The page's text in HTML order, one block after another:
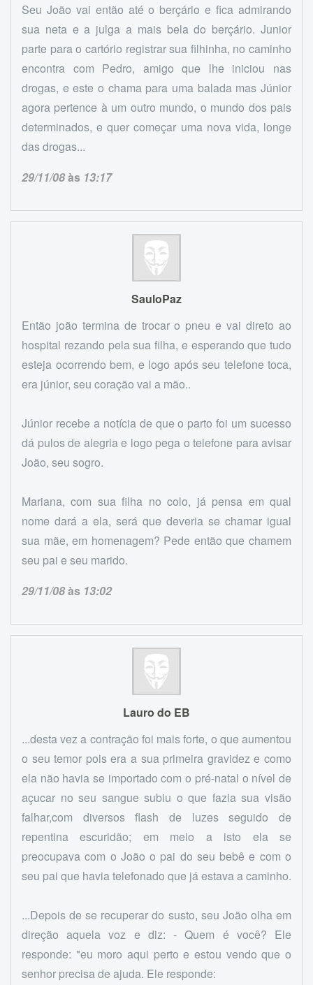
Seu João vai então até o berçário e fica admirando
sua neta e a julga a mais bela do berçário. Junior
parte para o cartório registrar sua filhinha, no caminho
encontra com Pedro, amigo que lhe iniciou nas
drogas, e este o chama para uma balada mas Júnior
agora pertence à um outro mundo, o mundo dos pais
determinados, e quer começar uma nova vida, longe
das drogas...
29/11/08às 13:17
SauloPaz
Então joão termina de trocar o pneu e vai direto ao
hospital rezando pela sua filha, e esperando que tudo
esteja ocorrendo bem, e logo após seu telefone toca,
era júnior, seu coração vai a mão..
Júnior recebe a notícia de que o parto foi um sucesso
dá pulos de alegria e logo pega o telefone para avisar
João, seu sogro.
Mariana, com sua filha no colo, já pensa em qual
nome dará a ela, será que deveria se chamar igual
sua mãe, em homenagem? Pede então que chamem
seu pai e seu marido.
29/11/08às 13:02
Lauro do EB
...desta vez a contração foi mais forte, o que aumentou
o seu temor pois era a sua primeira gravidez e como
ela não havia se importado com o pré-natal o nível de
açucar no seu sangue subiu o que fazia sua visão
falhar,com diversos flash de luzes seguido de
repentina escuridão; em meio a isto ela se
preocupava com o João o pai do seu bebê e com o
seu pai que havia telefonado que já estava a caminho.
...Depois de se recuperar do susto, seu João olha em
direção aquela voz e diz: - Quem é você? Ele
responde: "eu moro aqui perto e estou vendo que o
senhor precisa de ajuda. Ele responde: